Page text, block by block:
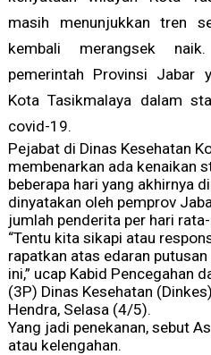
masih menunjukkan tren
kembali merangsek
pemerintah Provinsi Jabar
Kota Tasikmalaya dalam
covid-19.
Pejabat di Dinas Kesehatan
membenarkan ada kenaikan
beberapa hari yang akhirnya
dinyatakan oleh pemprov
jumlah penderita per hari
“Tentu kita sikapi atau
rapatkan atas edaran
ini,” ucap Kabid Pencegahan
(3P) Dinas Kesehatan
Hendra, Selasa (4/5).
Yang jadi penekanan, sebut
atau kelengahan.